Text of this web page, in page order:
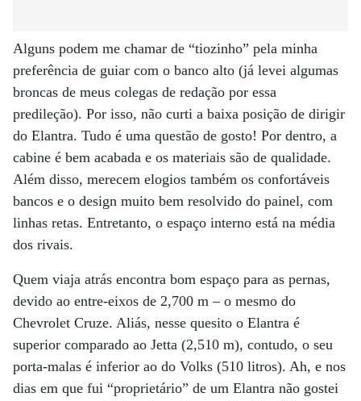
Alguns podem me chamar de “tiozinho” pela minha
preferência de guiar com o banco alto (já levei algumas
broncas de meus colegas de redação por essa
predileção). Por isso, não curti a baixa posição de dirigir
do Elantra. Tudo é uma questão de gosto! Por dentro, a
cabine é bem acabada e os materiais são de qualidade.
Além disso, merecem elogios também os confortáveis
bancos e o design muito bem resolvido do painel, com
linhas retas. Entretanto, o espaço interno está na média
dos rivais.
Quem viaja atrás encontra bom espaço para as pernas,
devido ao entre-eixos de 2,700 m – o mesmo do
Chevrolet Cruze. Aliás, nesse quesito o Elantra é
superior comparado ao Jetta (2,510 m), contudo, o seu
porta-malas é inferior ao do Volks (510 litros). Ah, e nos
dias em que fui “proprietário” de um Elantra não gostei